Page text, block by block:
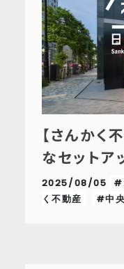
【さんかく
なセットア
2025/08/05 #
く不動産
#中